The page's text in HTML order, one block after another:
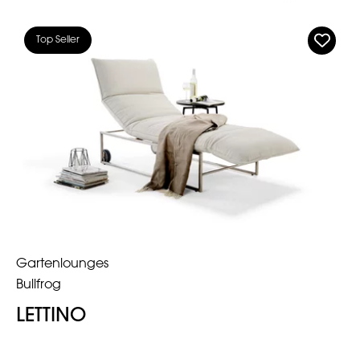
Top Seller
Gartenlounges
Bullfrog
LETTINO